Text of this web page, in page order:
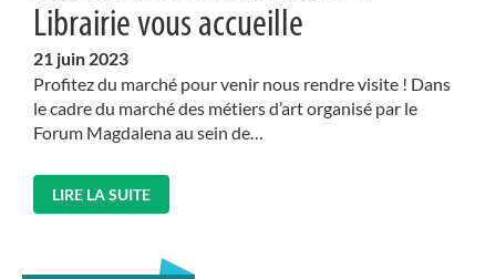
Librairie vous accueille
21 juin 2023
Profitez du marché pour venir nous rendre visite ! Dans
le cadre du marché des métiers d’art organisé par le
Forum Magdalena au sein de…
LIRE LA SUITE